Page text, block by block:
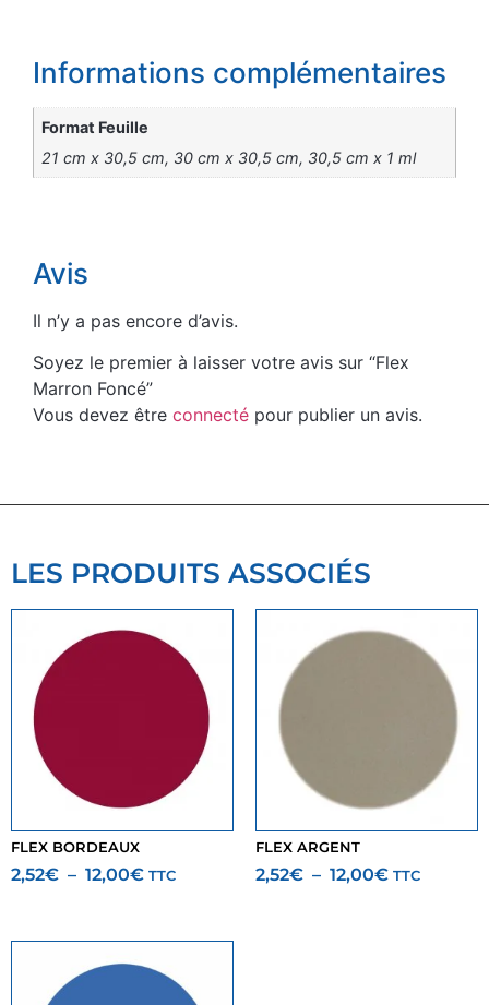
Informations complémentaires
Format Feuille
21 cm x 30,5 cm, 30 cm x 30,5 cm, 30,5 cm x 1 ml
Avis
Il n’y a pas encore d’avis.
Soyez le premier à laisser votre avis sur “Flex
Marron Foncé”
Vous devez être connecté pour publier un avis.
LES PRODUITS ASSOCIÉS
FLEX BORDEAUX
2,52€ – 12,00€ TTC
FLEX ARGENT
2,52€ – 12,00€ TTC